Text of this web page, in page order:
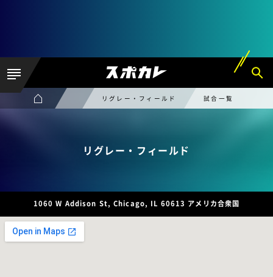
リグレー・フィールド 試合一覧
リグレー・フィールド
1060 W Addison St, Chicago, IL 60613 アメリカ合衆国